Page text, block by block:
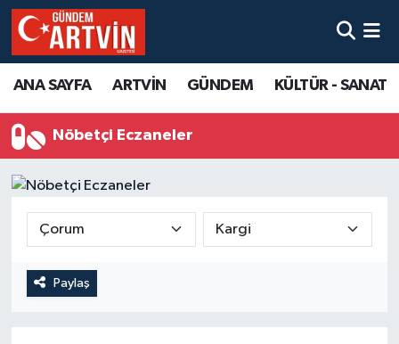
ANA SAYFA ARTVİN GÜNDEM KÜLTÜR - SANAT
Nöbetçi Eczaneler
Paylaş